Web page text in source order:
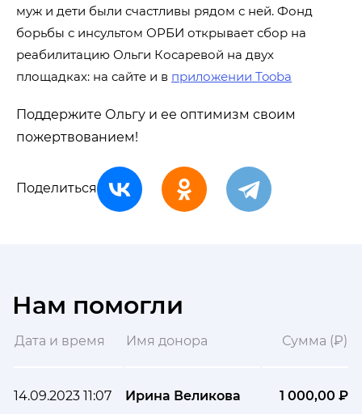
муж и дети были счастливы рядом с ней. Фонд
борьбы с инсультом ОРБИ открывает сбор на
реабилитацию Ольги Косаревой на двух
площадках: на сайте и в приложении Tooba
Поддержите Ольгу и ее оптимизм своим
пожертвованием!
Поделиться
Нам помогли
Дата и время Имя донора Сумма (₽)
14.09.2023 11:07 Ирина Великова 1 000,00 ₽